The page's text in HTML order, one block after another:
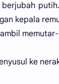
kepala
ke